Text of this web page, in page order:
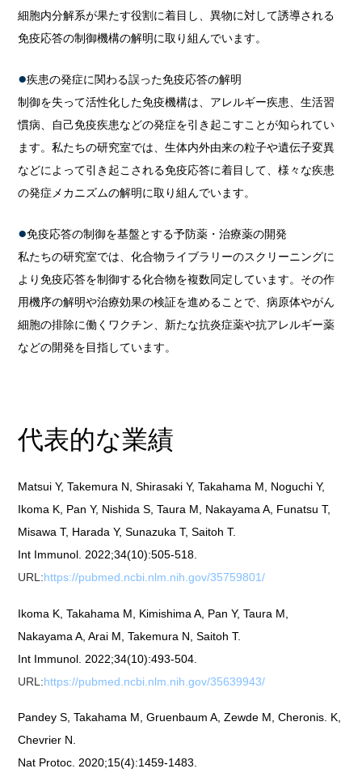
細胞内分解系が果たす役割に着目し、異物に対して誘導される
免疫応答の制御機構の解明に取り組んでいます。
疾患の発症に関わる誤った免疫応答の解明
制御を失って活性化した免疫機構は、アレルギー疾患、生活習
慣病、自己免疫疾患などの発症を引き起こすことが知られてい
ます。私たちの研究室では、生体内外由来の粒子や遺伝子変異
などによって引き起こされる免疫応答に着目して、様々な疾患
の発症メカニズムの解明に取り組んでいます。
免疫応答の制御を基盤とする予防薬・治療薬の開発
私たちの研究室では、化合物ライブラリーのスクリーニングに
より免疫応答を制御する化合物を複数同定しています。その作
用機序の解明や治療効果の検証を進めることで、病原体やがん
細胞の排除に働くワクチン、新たな抗炎症薬や抗アレルギー薬
などの開発を目指しています。
代表的な業績
Matsui Y, Takemura N, Shirasaki Y, Takahama M, Noguchi Y,
Ikoma K, Pan Y, Nishida S, Taura M, Nakayama A, Funatsu T,
Misawa T, Harada Y, Sunazuka T, Saitoh T.
Int Immunol. 2022;34(10):505-518.
URL:https://pubmed.ncbi.nlm.nih.gov/35759801/
Ikoma K, Takahama M, Kimishima A, Pan Y, Taura M,
Nakayama A, Arai M, Takemura N, Saitoh T.
Int Immunol. 2022;34(10):493-504.
URL:https://pubmed.ncbi.nlm.nih.gov/35639943/
Pandey S, Takahama M, Gruenbaum A, Zewde M, Cheronis. K,
Chevrier N.
Nat Protoc. 2020;15(4):1459-1483.